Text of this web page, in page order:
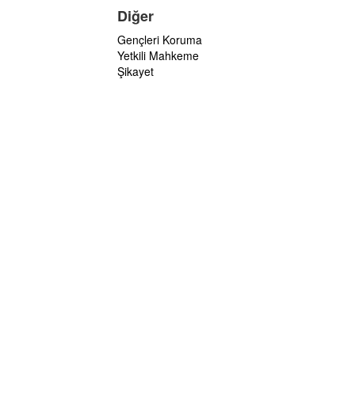
Diğer
Gençleri Koruma
Yetkili Mahkeme
Şikayet